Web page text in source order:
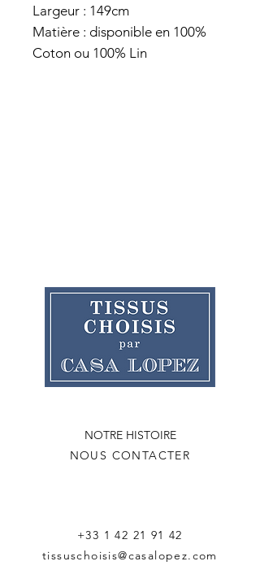
Largeur : 149cm
Matière : disponible en 100%
Coton ou 100% Lin
NOTRE HISTOIRE
NOUS CONTACTER
+33 1 42 21 91 42
tissuschoisis@casalopez.com